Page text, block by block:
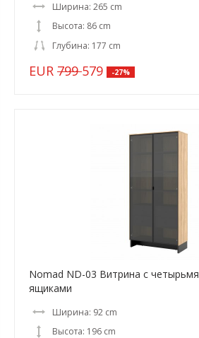
Ширина: 265 cm
Высота: 86 cm
Глубина: 177 cm
EUR 799579 -27%
Nomad ND-03 Витрина с
ящиками
Ширина: 92 cm
Высота: 196 cm